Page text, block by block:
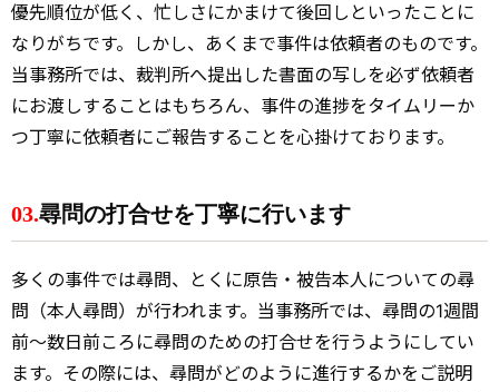
優先順位が低く、忙しさにかまけて後回しといったことに
なりがちです。しかし、あくまで事件は依頼者のものです。
当事務所では、裁判所へ提出した書面の写しを必ず依頼者
にお渡しすることはもちろん、事件の進捗をタイムリーか
つ丁寧に依頼者にご報告することを心掛けております。
03.尋問の打合せを丁寧に行います
多くの事件では尋問、とくに原告・被告本人についての尋
問（本人尋問）が行われます。当事務所では、尋問の1週間
前～数日前ころに尋問のための打合せを行うようにしてい
ます。その際には、尋問がどのように進行するかをご説明